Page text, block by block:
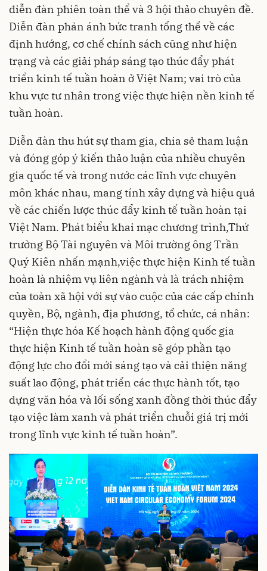
diễn đàn phiên toàn thể và 3 hội thảo chuyên đề.
Diễn đàn phản ánh bức tranh tổng thể về các
định hướng, cơ chế chính sách cũng như hiện
trạng và các giải pháp sáng tạo thúc đẩy phát
triển kinh tế tuần hoàn ở Việt Nam; vai trò của
khu vực tư nhân trong việc thực hiện nền kinh tế
tuần hoàn.
Diễn đàn thu hút sự tham gia, chia sẻ tham luận
và đóng góp ý kiến thảo luận của nhiều chuyên
gia quốc tế và trong nước các lĩnh vực chuyên
môn khác nhau, mang tính xây dựng và hiệu quả
về các chiến lược thúc đẩy kinh tế tuần hoàn tại
Việt Nam. Phát biểu khai mạc chương trình,Thứ
trưởng Bộ Tài nguyên và Môi trường ông Trần
Quý Kiên nhấn mạnh,việc thực hiện Kinh tế tuần
hoàn là nhiệm vụ liên ngành và là trách nhiệm
của toàn xã hội với sự vào cuộc của các cấp chính
quyền, Bộ, ngành, địa phương, tổ chức, cá nhân:
“Hiện thực hóa Kế hoạch hành động quốc gia
thực hiện Kinh tế tuần hoàn sẽ góp phần tạo
động lực cho đổi mới sáng tạo và cải thiện năng
suất lao động, phát triển các thực hành tốt, tạo
dựng văn hóa và lối sống xanh đồng thời thúc đẩy
tạo việc làm xanh và phát triển chuỗi giá trị mới
trong lĩnh vực kinh tế tuần hoàn”.